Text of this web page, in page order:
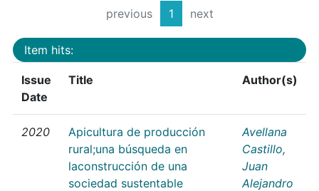
previous 1 next
Item hits:
Issue
Date
Title Author(s)
2020
Apicultura de producción
rural;una búsqueda en
laconstrucción de una
sociedad sustentable
Avellana
Castillo,
Juan
Alejandro